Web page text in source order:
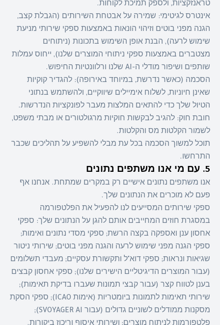
טראנזקציות, ולספק תמיכת לקוחות.
אינטרס לגיטימי: שמירה על אבטחת השירותים (הגבלת קצב,
הגנה מפני בוטים וזיהוי הונאות באמצעות ספקי שירותי מניעת
שימוש לרעה), הבנת אופן השימוש בתכונות (ניתוחים
מצטברים באמצעות ספקי ניתוחי המוצרים שלנו), ייחוס עמלות
שותפים ושיפור מודלי ה-AI שלנו ורלוונטיות החיפוש.
הסכמה (כאשר נדרשת, במיוחד באירופה): להגדיר קוקיות
שאינן חיוניות, לשלוח אימיילים שיווקיים, ולהשתמש בנתוני
הטיול שלך כדי להתאים המלצות מעבר לפונקציות הנדרשות.
חובת חוק: להגיב לבקשות חוקיות מרגולטורים או מבתי משפט,
לשמור הקלטות מס והקלטות.
תוכל למשוך הסכמה בכל עת מבלי להשפיע על תהליכים שכבר
התרחשו.
5. עם מי אנו משתפים נתונים
אנו משתפים נתונים אישיים רק במקרים שמתחת. אנחנו אף
פעם לא מוכרים את הנתונים שלך.
ספקי שירותים המסייעים לנו להפעיל את הפלטפורמה
במסגרת חוזים המחייבים אותם להגן על הנתונים שלך: ספקי
אחסון ענן ואספקה בקצה הרשת; ספקי מסדי נתונים ואימות;
ספקי הגנה מפני שימוש לרעה והגנה מפני בוטים; שירותי ניטור
שגיאות ונראות; ספקי דוא"ל ותקשורת עסקיים; מעבדי תשלומים
(עבור המוצרים הדיגיטליים הישירים שלנו); ספקי אחסון קבצים
בענן לטווח קצר (עבור קבצי תמונות שעברו בדיקת תאימות);
שירותי תאימות לתמונות ביומטריות (אימות ICAO); ספקי הסקת
מסקנות ממודלים לשוניים גדולים (עבור SVOYAGER AI);